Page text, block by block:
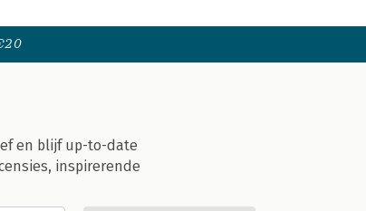
en blijf up-to-date
inspirerende